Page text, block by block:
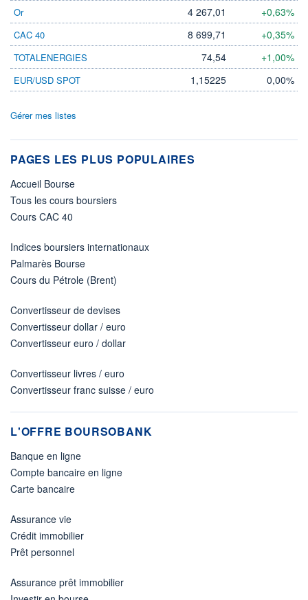
Or 4 267,01 +0,63%
CAC 40 8 699,71 +0,35%
TOTALENERGIES 74,54 +1,00%
EUR/USD SPOT 1,15225 0,00%
Gérer mes listes
PAGES LES PLUS POPULAIRES
Accueil Bourse
Tous les cours boursiers
Cours CAC 40
Indices boursiers internationaux
Palmarès Bourse
Cours du Pétrole (Brent)
Convertisseur de devises
Convertisseur dollar / euro
Convertisseur euro / dollar
Convertisseur livres / euro
Convertisseur franc suisse / euro
L'OFFRE BOURSOBANK
Banque en ligne
Compte bancaire en ligne
Carte bancaire
Assurance vie
Crédit immobilier
Prêt personnel
Assurance prêt immobilier